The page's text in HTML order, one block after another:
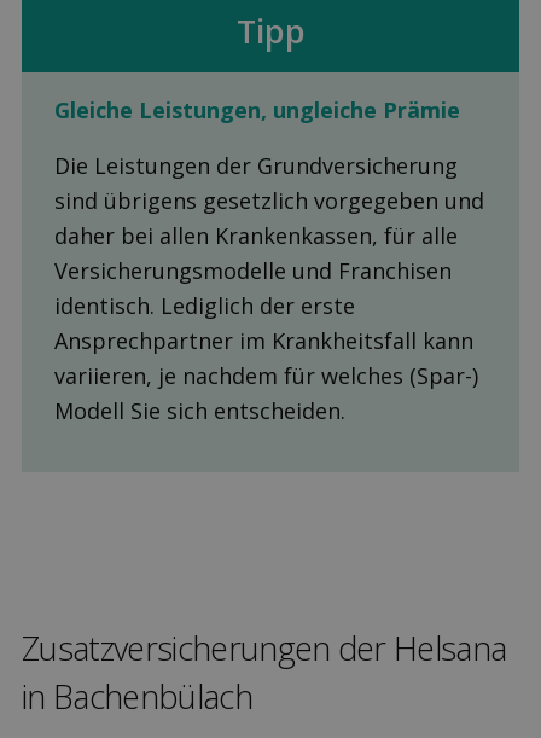
Tipp
Gleiche Leis­tungen, ungleiche Prämie
Die Leistungen der Grundversicherung
sind übrigens gesetzlich vorgegeben und
daher bei allen Krankenkassen, für alle
Versicherungsmodelle und Franchisen
identisch. Lediglich der erste
Ansprechpartner im Krankheitsfall kann
variieren, je nachdem für welches (Spar-)
Modell Sie sich entscheiden.
Zusatz­versicherungen der Helsana
in Bachenbülach